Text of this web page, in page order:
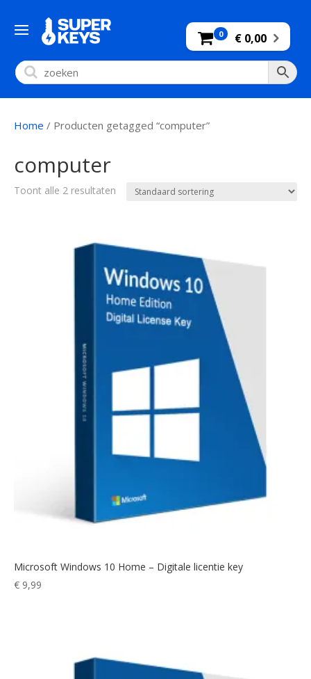
0 € 0,00
Home / Producten getagged “computer”
computer
Toont alle 2 resultaten
Microsoft Windows 10 Home – Digitale licentie key
€ 9,99